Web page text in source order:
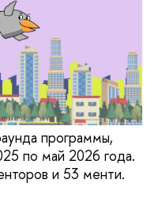
программы,
по май 2026 года.
и 53 менти.